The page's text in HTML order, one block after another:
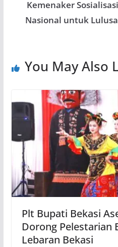
Kemenaker
Nasional untuk
You May Also
Plt Bupati Bekasi
Dorong Pelestarian
Lebaran Bekasi